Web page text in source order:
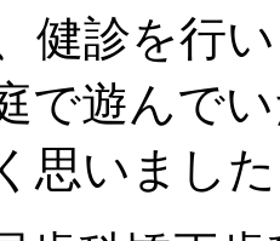
健診を行
で遊んで
思いまし